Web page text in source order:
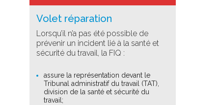
Volet réparation
Lorsqu’il n’a pas été possible de
prévenir un incident lié à la santé et
sécurité du travail, la FIQ :
assure la représentation devant le
Tribunal administratif du travail (TAT),
division de la santé et sécurité du
travail;